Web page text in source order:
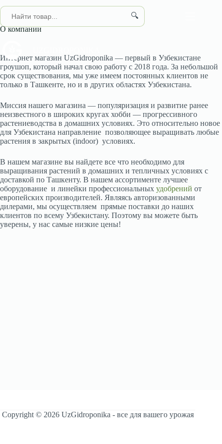
к
сути
🔍
О компании
Интернет магазин UzGidroponika — первый в Узбекистане
гроушоп, который начал свою работу с 2018 года. За небольшой
срок существования, мы уже имеем постоянных клиентов не
только в Ташкенте, но и в других областях Узбекистана.
Миссия нашего магазина — популяризация и развитие ранее
неизвестного в широких кругах хобби — прогрессивного
растениеводства в домашних условиях. Это относительно новое
для Узбекистана направление позволяющее выращивать любые
растения в закрытых (indoor) условиях.
В нашем магазине вы найдете все что необходимо для
выращивания растений в домашних и тепличных условиях с
доставкой по Ташкенту. В нашем ассортименте лучшее
оборудование и линейки профессиональных удобрений от
европейских производителей. Являясь авторизованными
дилерами, мы осуществляем прямые поставки до наших
клиентов по всему Узбекистану. Поэтому вы можете быть
уверены, у нас самые низкие цены!
Copyright © 2026 UzGidroponika - все для вашего урожая